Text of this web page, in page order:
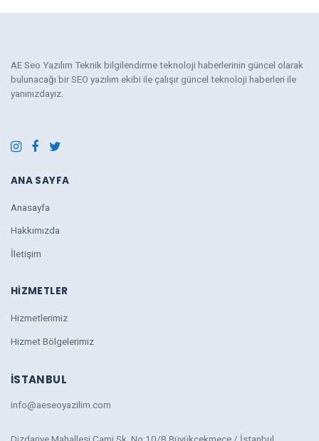
AE Seo Yazılım Teknik bilgilendirme teknoloji haberlerinin güncel olarak
bulunacağı bir SEO yazılım ekibi ile çalışır güncel teknoloji haberleri ile
yanınızdayız.
ANA SAYFA
Anasayfa
Hakkımızda
İletişim
HIZMETLER
Hizmetlerimiz
Hizmet Bölgelerimiz
İSTANBUL
info@aeseoyazilim.com